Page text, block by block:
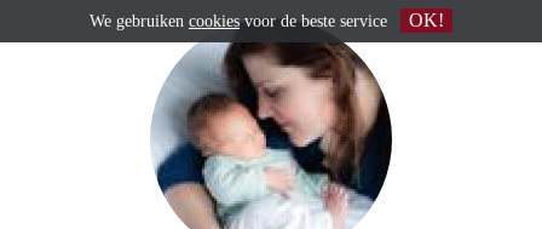
We gebruiken cookiesvoor de beste service OK!